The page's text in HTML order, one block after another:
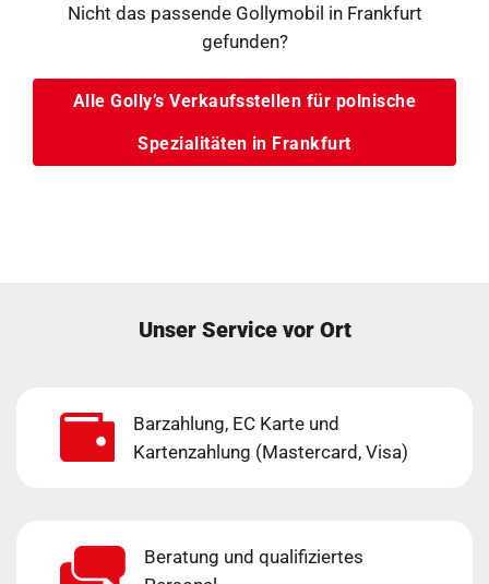
Nicht das passende Gollymobil in Frankfurt
gefunden?
Alle Golly’s Verkaufsstellen für polnische
Spezialitäten in Frankfurt
Unser Service vor Ort
Barzahlung, EC Karte und
Kartenzahlung (Mastercard, Visa)
Beratung und qualifiziertes